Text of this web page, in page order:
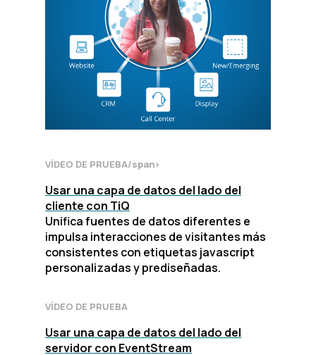
VÍDEO DE PRUEBA/span>
Usar una capa de datos del lado del
cliente con TiQ
Unifica fuentes de datos diferentes e
impulsa interacciones de visitantes más
consistentes con etiquetas javascript
personalizadas y prediseñadas.
VÍDEO DE PRUEBA
Usar una capa de datos del lado del
servidor con EventStream